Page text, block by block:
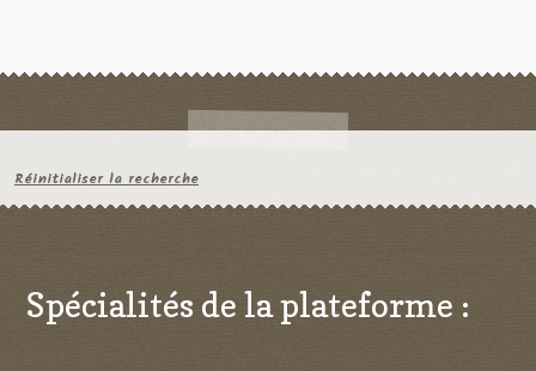
Réinitialiser la recherche
Spécialités de la plateforme :